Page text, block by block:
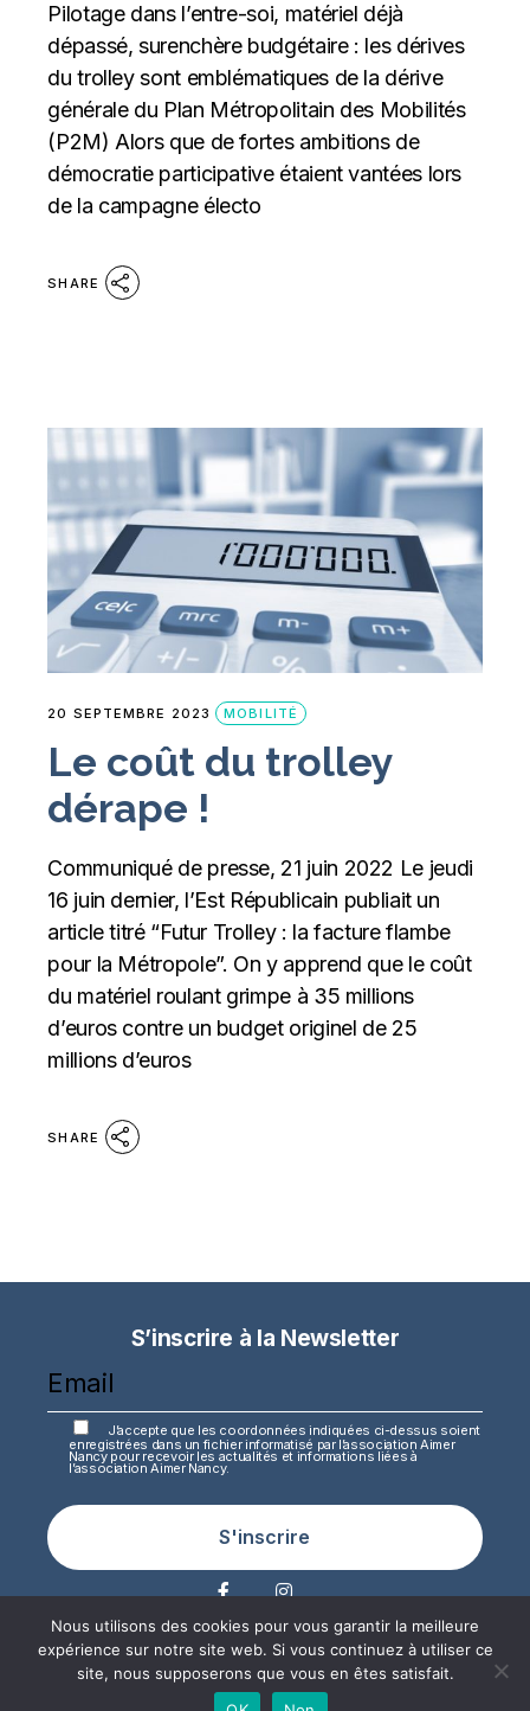
Pilotage dans l’entre-soi, matériel déjà
dépassé, surenchère budgétaire : les dérives
du trolley sont emblématiques de la dérive
générale du Plan Métropolitain des Mobilités
(P2M) Alors que de fortes ambitions de
démocratie participative étaient vantées lors
de la campagne électo
SHARE
20 SEPTEMBRE 2023 MOBILITÉ
Le coût du trolley
dérape !
Communiqué de presse, 21 juin 2022 Le jeudi
16 juin dernier, l’Est Républicain publiait un
article titré “Futur Trolley : la facture flambe
pour la Métropole”. On y apprend que le coût
du matériel roulant grimpe à 35 millions
d’euros contre un budget originel de 25
millions d’euros
SHARE
S’inscrire à la Newsletter
J’accepte que les coordonnées indiquées ci-dessus soient
enregistrées dans un fichier informatisé par l’association Aimer
Nancy pour recevoir les actualités et informations liées à
l’association Aimer Nancy.
S'inscrire
MENTIONS LEGALES
Nous utilisons des cookies pour vous garantir la meilleure
expérience sur notre site web. Si vous continuez à utiliser ce
site, nous supposerons que vous en êtes satisfait.